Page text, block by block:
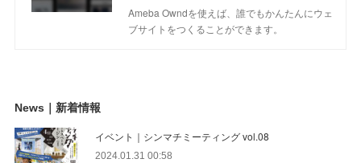
Ameba Owndを使えば、誰でもかんたんにウェ
ブサイトをつくることができます。
News｜新着情報
イベント｜シンマチミーティング vol.08
2024.01.31 00:58